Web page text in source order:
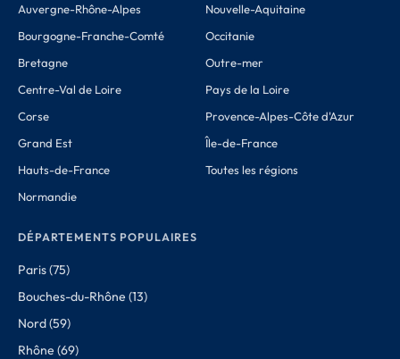
Auvergne-Rhône-Alpes
Bourgogne-Franche-Comté
Bretagne
Centre-Val de Loire
Corse
Grand Est
Hauts-de-France
Normandie
Nouvelle-Aquitaine
Occitanie
Outre-mer
Pays de la Loire
Provence-Alpes-Côte d'Azur
Île-de-France
Toutes les régions
DÉPARTEMENTS POPULAIRES
Paris (75)
Bouches-du-Rhône (13)
Nord (59)
Rhône (69)